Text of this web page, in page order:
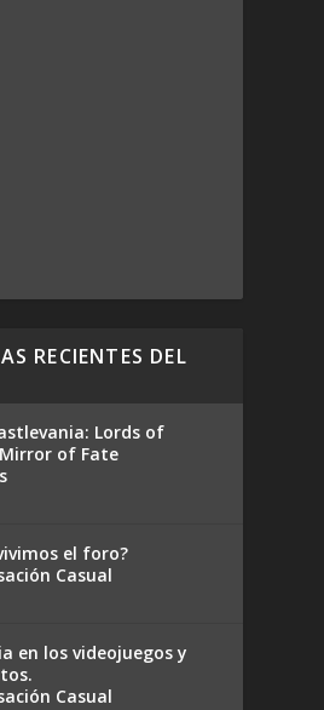
RECIENTES DEL
Lords of
of Fate
el foro?
Casual
en los videojuegos y
Casual